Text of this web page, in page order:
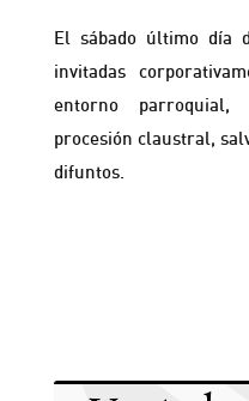
El sábado último día
invitadas
entorno
procesión claustral,
difuntos.